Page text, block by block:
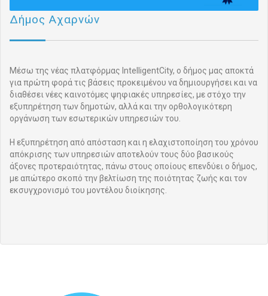
Δήμος Αχαρνών
Μέσω της νέας πλατφόρμας IntelligentCity, ο δήμος μας αποκτά
για πρώτη φορά τις βάσεις προκειμένου να δημιουργήσει και να
διαθέσει νέες καινοτόμες ψηφιακές υπηρεσίες, με στόχο την
εξυπηρέτηση των δημοτών, αλλά και την ορθολογικότερη
οργάνωση των εσωτερικών υπηρεσιών του.
Η εξυπηρέτηση από απόσταση και η ελαχιστοποίηση του χρόνου
απόκρισης των υπηρεσιών αποτελούν τους δύο βασικούς
άξονες προτεραιότητας, πάνω στους οποίους επενδύει ο δήμος,
με απώτερο σκοπό την βελτίωση της ποιότητας ζωής και τον
εκσυγχρονισμό του μοντέλου διοίκησης.